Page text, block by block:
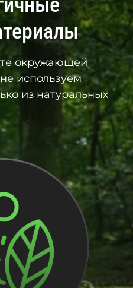
окружающей
используем
из натуральных